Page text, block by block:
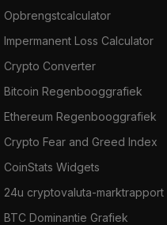
Opbrengstcalculator
Impermanent Loss Calculator
Crypto Converter
Bitcoin Regenbooggrafiek
Ethereum Regenbooggrafiek
Crypto Fear and Greed Index
CoinStats Widgets
24u cryptovaluta-marktrapport
BTC Dominantie Grafiek